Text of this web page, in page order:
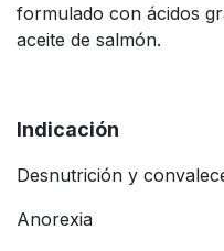
formulado con ácidos
aceite de salmón.
Indicación
Desnutrición y
Anorexia